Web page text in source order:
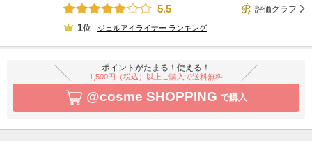
5.5
評価グラフ
1位 ジェルアイライナー ランキング
ポイントがたまる！使える！
1,500円（税込）以上ご購入で送料無料
@cosme SHOPPING で購入